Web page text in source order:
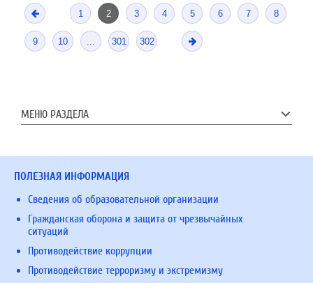
1 2 3 4 5 6 7 8
9 10 301 302
МЕНЮ РАЗДЕЛА
ПОЛЕЗНАЯ ИНФОРМАЦИЯ
Сведения об образовательной организации
Гражданская оборона и защита от чрезвычайных
ситуаций
Противодействие коррупции
Противодействие терроризму и экстремизму